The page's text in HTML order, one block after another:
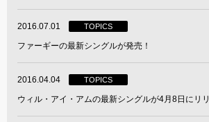
2016.07.01 TOPICS
ファーギーの最新シングルが発売！
2016.04.04 TOPICS
ウィル・アイ・アムの最新シングルが4月8日にリ